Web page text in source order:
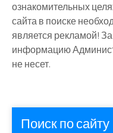
ознакомительных
сайта в поиске
является рекламой!
информацию
не несет.
Поиск по сайту